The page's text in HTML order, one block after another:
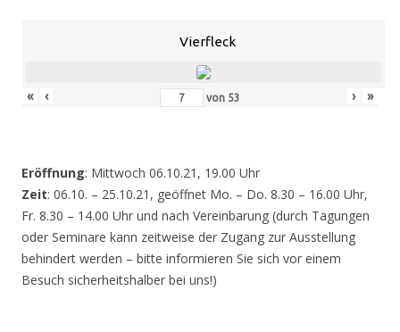
Vierfleck
« ‹ von 53 › »
Eröffnung: Mittwoch 06.10.21, 19.00 Uhr
Zeit: 06.10. – 25.10.21, geöffnet Mo. – Do. 8.30 – 16.00 Uhr,
Fr. 8.30 – 14.00 Uhr und nach Vereinbarung (durch Tagungen
oder Seminare kann zeitweise der Zugang zur Ausstellung
behindert werden – bitte informieren Sie sich vor einem
Besuch sicherheitshalber bei uns!)